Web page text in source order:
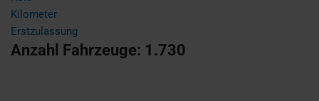
Kilometer
Erstzulassung
Anzahl Fahrzeuge: 1.730